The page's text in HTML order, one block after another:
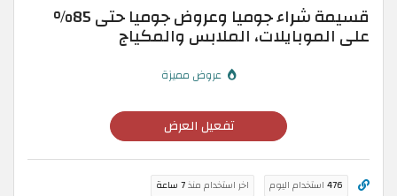
قسيمة شراء جوميا وعروض جوميا حتى 85%
على الموبايلات، الملابس والمكياج
عروض مميزة
تفعيل العرض
476 استخدام اليوم اخر استخدام منذ7 ساعة